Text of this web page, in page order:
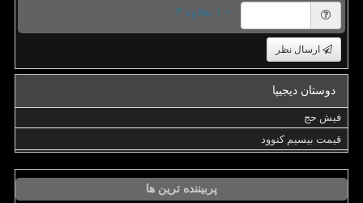
= ۱ بعلاوه ۳
ارسال نظر
دوستان دیجیپا
فیش حج
قیمت بیسیم کنوود
پربیننده ترین ها